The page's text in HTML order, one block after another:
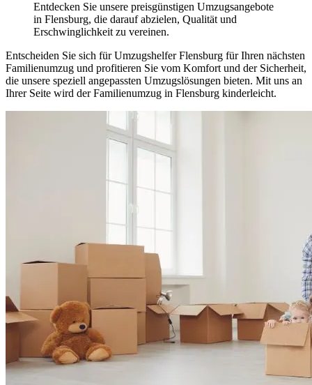
Entdecken Sie unsere preisgünstigen Umzugsangebote
in Flensburg, die darauf abzielen, Qualität und
Erschwinglichkeit zu vereinen.
Entscheiden Sie sich für Umzugshelfer Flensburg für Ihren nächsten
Familienumzug und profitieren Sie vom Komfort und der Sicherheit,
die unsere speziell angepassten Umzugslösungen bieten. Mit uns an
Ihrer Seite wird der Familienumzug in Flensburg kinderleicht.